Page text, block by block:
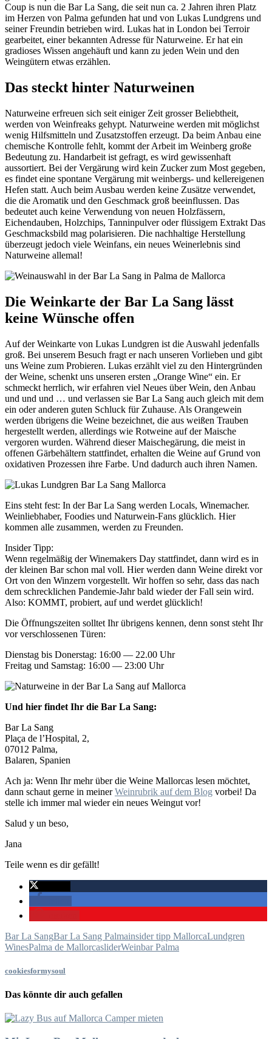
Coup is nun die Bar La Sang, die seit nun ca. 2 Jahren ihren Platz
im Herzen von Palma gefunden hat und von Lukas Lundgrens und
seiner Freundin betrieben wird. Lukas hat in London bei Terroir
gearbeitet, einer bekannten Adresse für Naturweine. Er hat ein
gradioses Wissen angehäuft und kann zu jeden Wein und den
Weingütern etwas erzählen.
Das steckt hinter Naturweinen
Naturweine erfreuen sich seit einiger Zeit grosser Beliebtheit,
werden von Weinfreaks gehypt. Naturweine werden mit möglichst
wenig Hilfsmitteln und Zusatzstoffen erzeugt. Da beim Anbau eine
chemische Kontrolle fehlt, kommt der Arbeit im Weinberg große
Bedeutung zu. Handarbeit ist gefragt, es wird gewissenhaft
aussortiert. Bei der Vergärung wird kein Zucker zum Most gegeben,
es findet eine spontane Vergärung mit weinbergs- und kellereigenen
Hefen statt. Auch beim Ausbau werden keine Zusätze verwendet,
die die Aromatik und den Geschmack groß beeinflussen. Das
bedeutet auch keine Verwendung von neuen Holzfässern,
Eichendauben, Holzchips, Tanninpulver oder flüssigem Extrakt Das
Geschmacksbild mag polarisieren. Die nachhaltige Herstellung
überzeugt jedoch viele Weinfans, ein neues Weinerlebnis sind
Naturweine allemal!
Die Weinkarte der Bar La Sang lässt
keine Wünsche offen
Auf der Weinkarte von Lukas Lundgren ist die Auswahl jedenfalls
groß. Bei unserem Besuch fragt er nach unseren Vorlieben und gibt
uns Weine zum Probieren. Lukas erzählt viel zu den Hintergründen
der Weine, schenkt uns unseren ersten „Orange Wine“ ein. Er
schmeckt herrlich, wir erfahren viel Neues über Wein, den Anbau
und und und … und verlassen sie Bar La Sang auch gleich mit dem
ein oder anderen guten Schluck für Zuhause. Als Orangewein
werden übrigens die Weine bezeichnet, die aus weißen Trauben
hergestellt werden, allerdings wie Rotweine auf der Maische
vergoren wurden. Während dieser Maischegärung, die meist in
offenen Gärbehältern stattfindet, erhalten die Weine auf Grund von
oxidativen Prozessen ihre Farbe. Und dadurch auch ihren Namen.
Eins steht fest: In der Bar La Sang werden Locals, Winemacher.
Weinliebhaber, Foodies und Naturwein-Fans glücklich. Hier
kommen alle zusammen, werden zu Freunden.
Insider Tipp:
Wenn regelmäßig der Winemakers Day stattfindet, dann wird es in
der kleinen Bar schon mal voll. Hier werden dann Weine direkt vor
Ort von den Winzern vorgestellt. Wir hoffen so sehr, dass das nach
dem schrecklichen Pandemie-Jahr bald wieder der Fall sein wird.
Also: KOMMT, probiert, auf und werdet glücklich!
Die Öffnungszeiten solltet Ihr übrigens kennen, denn sonst steht Ihr
vor verschlossenen Türen:
Dienstag bis Donerstag: 16:00 — 22.00 Uhr
Freitag und Samstag: 16:00 — 23:00 Uhr
Und hier findet Ihr die Bar La Sang:
Bar La Sang
Plaça de l’Hospital, 2,
07012 Palma,
Balaren, Spanien
Ach ja: Wenn Ihr mehr über die Weine Mallorcas lesen möchtet,
dann schaut gerne in meinerWeinrubrik auf dem Blog vorbei! Da
stelle ich immer mal wieder ein neues Weingut vor!
Salud y un beso,
Jana
Teile wenn es dir gefällt!
Bar La SangBar La Sang Palmainsider tipp MallorcaLundgren
WinesPalma de MallorcasliderWeinbar Palma
cookiesformysoul
Das könnte dir auch gefallen